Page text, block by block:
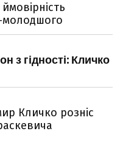
молодшого
з гідності: Кличко
Кличко розніс